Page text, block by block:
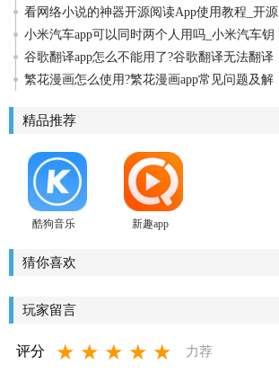
看网络小说的神器开源阅读App使用教程_开源
小米汽车app可以同时两个人用吗_小米汽车钥
谷歌翻译app怎么不能用了?谷歌翻译无法翻译
繁花漫画怎么使用?繁花漫画app常见问题及解
精品推荐
酷狗音乐 新趣app
猜你喜欢
玩家留言
评分 ★ ★ ★ ★ ★ 力荐